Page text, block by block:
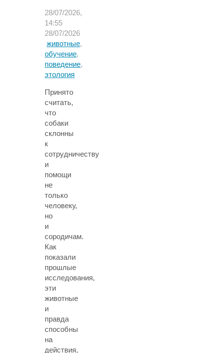
28/07/2026,
14:55
28/07/2026
животные,
обучение,
поведение,
этология
Принято
считать,
что
собаки
склонны
к
сотрудничеству
и
помощи
не
только
человеку,
но
и
сородичам.
Как
показали
прошлые
исследования,
эти
животные
и
правда
способны
на
действия,